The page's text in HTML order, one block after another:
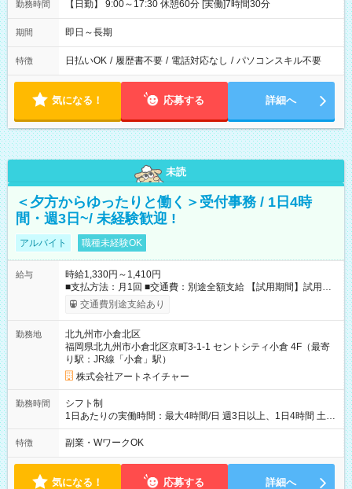
勤務時間 【日勤】 9:00～17:30 休憩60分 [実働]7時間30分
期間 即日～長期
特徴 日払いOK / 履歴書不要 / 電話対応なし / パソコンスキル不要
気になる！ 応募する 詳細へ
未読
＜夕方からゆったりと働く＞受付事務 / 1日4時
間・週3日~/ 未経験歓迎 !
アルバイト 職種未経験OK
給与
時給1,330円～1,410円
■支払方法：月1回 ■交通費：別途全額支給 【試用期間】試用期
間あり 試用期間の長さ：6ヶ月 雇用形態、給与は本採用時と同
じです。
交通費別途支給あり
勤務地
北九州市小倉北区
福岡県北九州市小倉北区京町3-1-1 セントシティ小倉 4F（最寄
り駅：JR線「小倉」駅）
株式会社アートネイチャー
勤務時間
シフト制
1日あたりの実働時間：最大4時間/日 週3日以上、1日4時間 土曜
や日曜のお休みも応相談 16:05～20:05 「昼間のレジの仕事とW
ワークで働きたい」 「夕食後の空いている時間を有効活用した
特徴 副業・WワークOK
気になる！ 応募する 詳細へ